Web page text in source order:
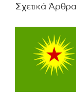
Σχετικά Άρθρα